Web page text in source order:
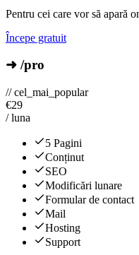
Pentru cei care vor să apară
Începe gratuit
➜ /pro
// cel_mai_popular
€29
/ luna
5 Pagini
Conținut
SEO
Modificări lunare
Formular de contact
Mail
Hosting
Support